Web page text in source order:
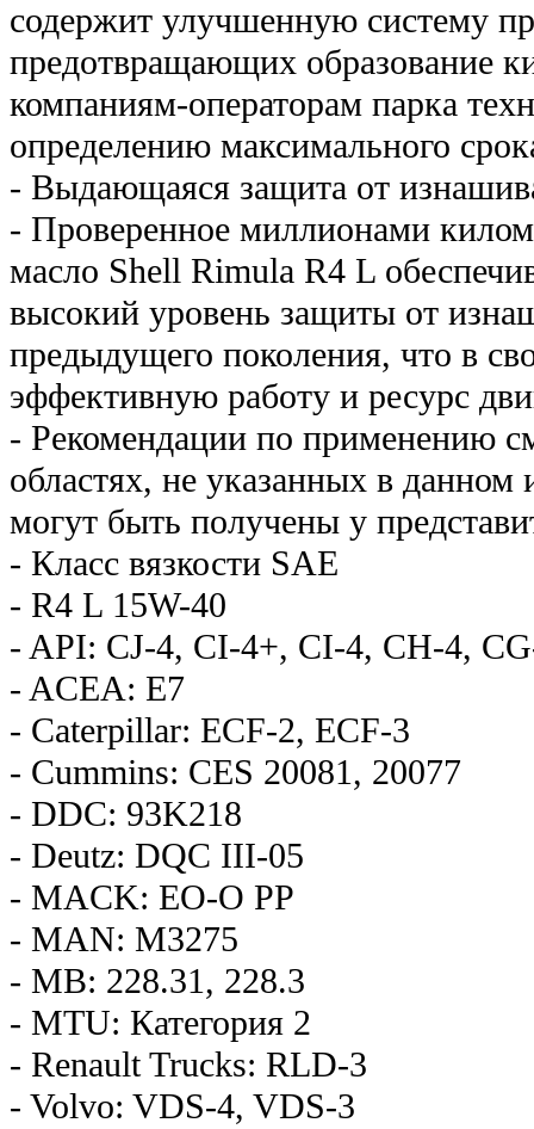
содержит улучшенную систему
предотвращающих образование
компаниям-операторам парка
определению максимального
- Выдающаяся защита от
- Проверенное миллионами
масло Shell Rimula R4 L
высокий уровень защиты от
предыдущего поколения, что в
эффективную работу и ресурс
- Рекомендации по применению
областях, не указанных в
могут быть получены у
- Класс вязкости SAE
- R4 L 15W-40
- API: CJ-4, CI-4+, CI-4, CH-4,
- ACEA: E7
- Caterpillar: ECF-2, ECF-3
- Cummins: CES 20081, 20077
- DDC: 93K218
- Deutz: DQC III-05
- MACK: EO-O PP
- MAN: M3275
- MB: 228.31, 228.3
- MTU: Категория 2
- Renault Trucks: RLD-3
- Volvo: VDS-4, VDS-3